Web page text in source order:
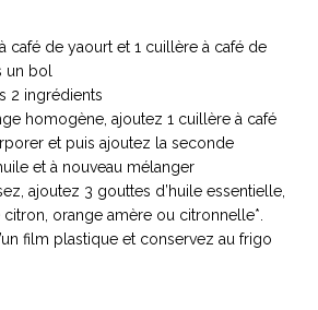
VIVRE ITALIEN
palette
Venezia
café de yaourt et 1 cuillère à café de
un bol
2 ingrédients
homogène, ajoutez 1 cuillère à café
et puis ajoutez la seconde
et à nouveau mélanger
ajoutez 3 gouttes d’huile essentielle,
orange amère ou citronnelle*.
film plastique et conservez au frigo